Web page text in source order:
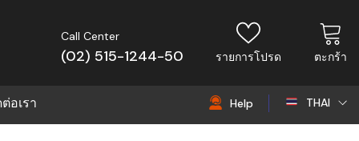
Call Center
(02) 515-1244-50 รายการโปรด ตะกร้า
อเรา Help THAI